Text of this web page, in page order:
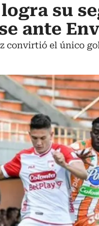
logra su
ante
convirtió el único